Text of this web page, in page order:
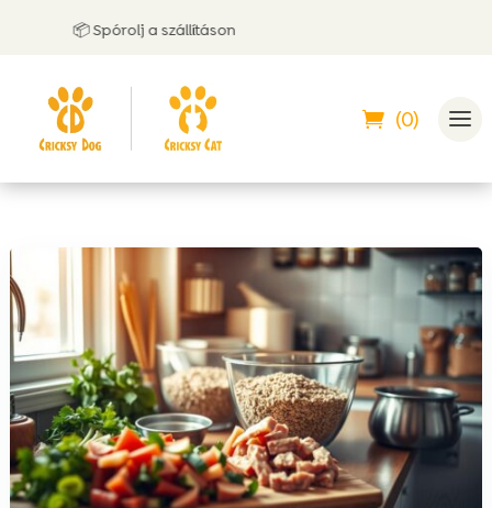
📦 Spórolj a szállításon
(0)